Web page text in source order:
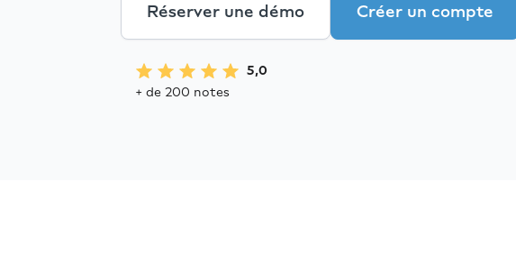
Réserver une démo Créer un compte
5,0
+ de 200 notes